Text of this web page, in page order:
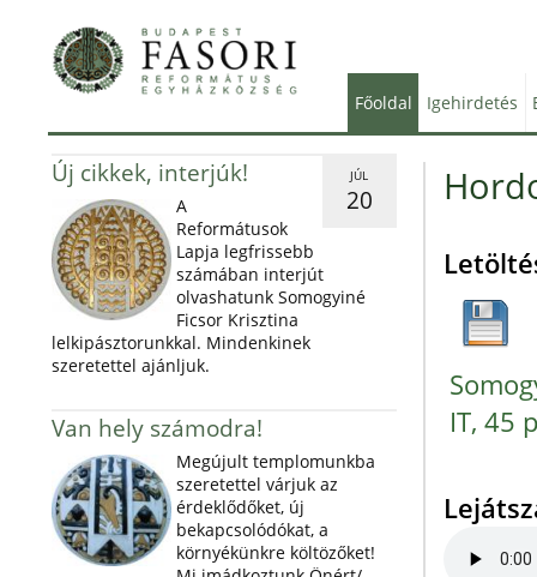
Főoldal Igehirdetés
JÚL
20
Új cikkek, interjúk!
A
Reformátusok
Lapja legfrissebb
számában interjút
olvashatunk Somogyiné
Ficsor Krisztina
lelkipásztorunkkal. Mindenkinek
szeretettel ajánljuk.
Van hely számodra!
Megújult templomunkba
szeretettel várjuk az
érdeklődőket, új
bekapcsolódókat, a
környékünkre költözőket!
IT, 45